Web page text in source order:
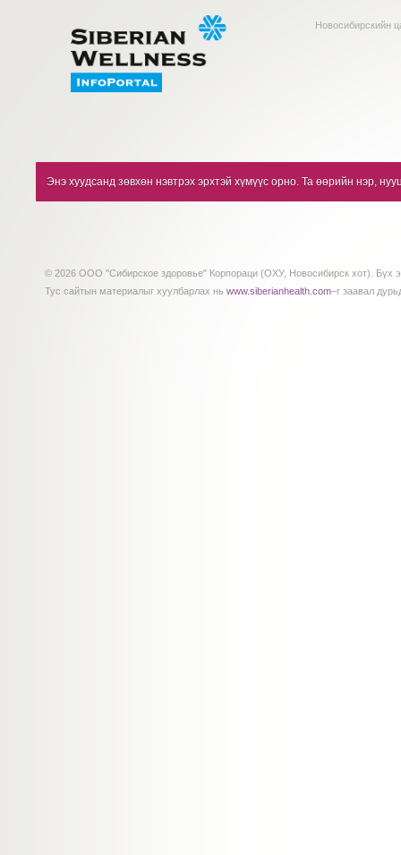
Новосибирскийн
Энэ хуудсанд зөвхөн нэвтрэх эрхтэй хүмүүс орно. Та өөрийн нэр,
© 2026 ООО "Сибирское здоровье" Корпораци (ОХУ, Новосибирск хот). Бүх
Тус сайтын материалыг хуулбарлах нь www.siberianhealth.com–г заавал